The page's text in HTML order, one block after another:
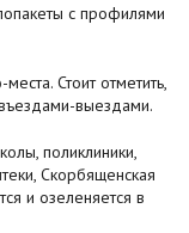
с профилями
Стоит отметить,
выездами.
поликлиники,
Скорбященская
и озеленяется в